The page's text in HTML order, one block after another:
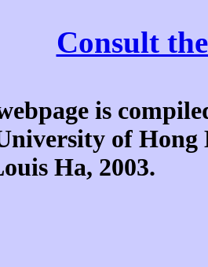
Consult
is
of
Ha, 2003.